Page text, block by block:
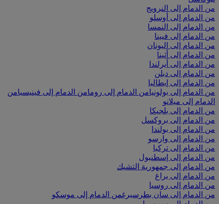
من الدمام إلى النرويج
من الدمام إلى أوسلو
من الدمام إلى النمسا
من الدمام إلى فيينا
من الدمام إلى اليونان
من الدمام إلى أثينا
من الدمام إلى أيرلندا
من الدمام إلى دبلن
من الدمام إلى إيطاليا
من الدمام إلى بولونيامن الدمام إلى رومامن الدمام إلى فينيسيامن
الدمام إلى ميلانو
من الدمام إلى بلجيكا
من الدمام إلى بروكسل
من الدمام إلى بولندا
من الدمام إلى وارسو
من الدمام إلى تركيا
من الدمام إلى إسطنبول
من الدمام إلى جمهورية التشيك
من الدمام إلى براغ
من الدمام إلى روسيا
من الدمام إلى سان بطرسبرغمن الدمام إلى موسكو